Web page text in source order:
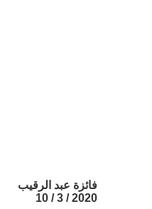
فائزة عبد الرقيب
2020 / 3 / 10